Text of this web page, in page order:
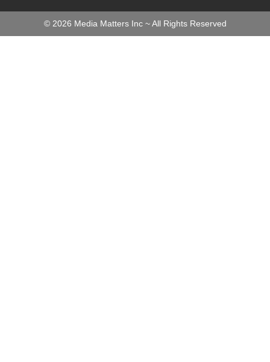
© 2026 Media Matters Inc ~ All Rights Reserved